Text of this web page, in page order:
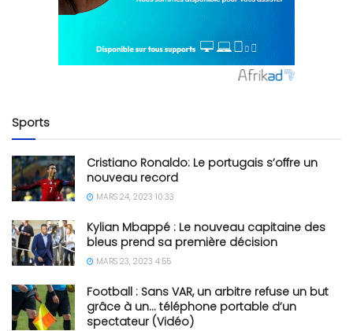
Sports
Cristiano Ronaldo: Le portugais s’offre un
nouveau record
MARS 24, 2023 10:33
Kylian Mbappé : Le nouveau capitaine des
bleus prend sa première décision
MARS 23, 2023 4:55
Football : Sans VAR, un arbitre refuse un but
grâce à un… téléphone portable d’un
spectateur (Vidéo)